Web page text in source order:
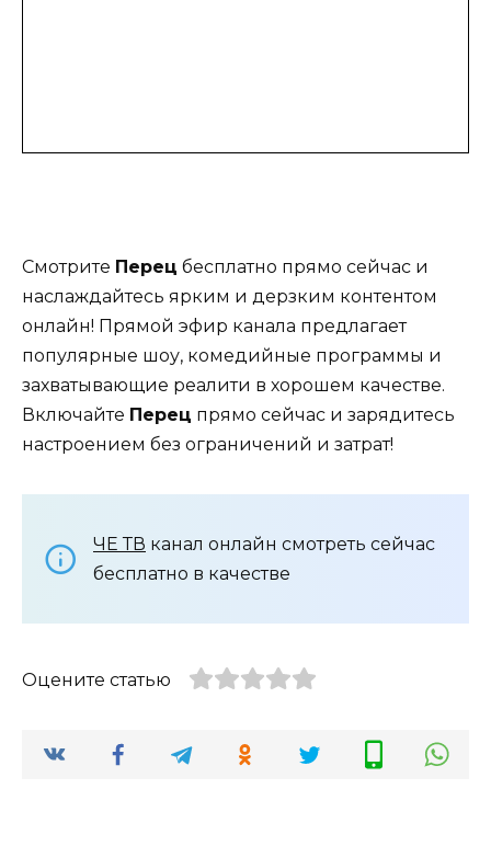
Смотрите Перец бесплатно прямо сейчас и
наслаждайтесь ярким и дерзким контентом
онлайн! Прямой эфир канала предлагает
популярные шоу, комедийные программы и
захватывающие реалити в хорошем качестве.
Включайте Перец прямо сейчас и зарядитесь
настроением без ограничений и затрат!
ЧЕ ТВ канал онлайн смотреть сейчас
бесплатно в качестве
Оцените статью